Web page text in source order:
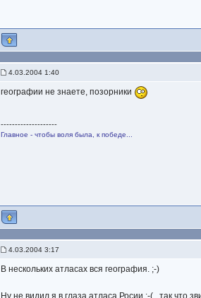
4.03.2004 1:40
географии не знаете, позорники
--------------------
Главное - чтобы воля была, к победе...
4.03.2004 3:17
В нескольких атласах вся география. ;-)
Ну не видил я в глаза атласа Росии :-( , так что